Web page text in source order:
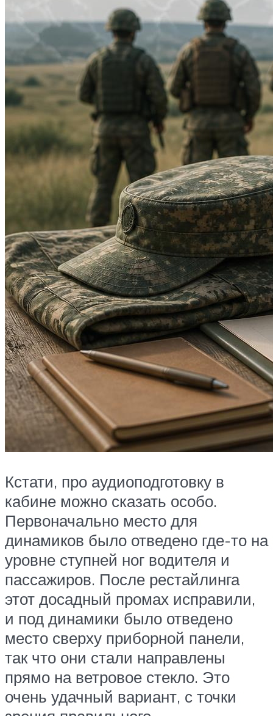
Кстати, про аудиоподготовку в
кабине можно сказать особо.
Первоначально место для
динамиков было отведено где-то на
уровне ступней ног водителя и
пассажиров. После рестайлинга
этот досадный промах исправили,
и под динамики было отведено
место сверху приборной панели,
так что они стали направлены
прямо на ветровое стекло. Это
очень удачный вариант, с точки